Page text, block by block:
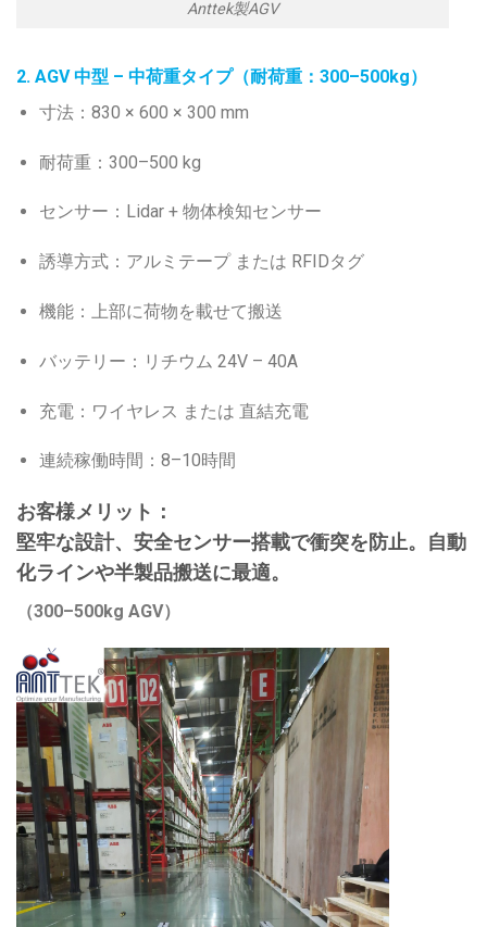
Anttek製AGV
2. AGV 中型 – 中荷重タイプ（耐荷重：300–500kg）
寸法：830 × 600 × 300 mm
耐荷重：300–500 kg
センサー：Lidar + 物体検知センサー
誘導方式：アルミテープ または RFIDタグ
機能：上部に荷物を載せて搬送
バッテリー：リチウム 24V – 40A
充電：ワイヤレス または 直結充電
連続稼働時間：8–10時間
お客様メリット：
堅牢な設計、安全センサー搭載で衝突を防止。自動
化ラインや半製品搬送に最適。
（300–500kg AGV）